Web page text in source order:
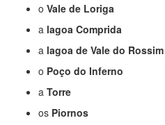
o Vale de Loriga
a lagoa Comprida
a lagoa de Vale do Rossim
o Poço do Inferno
a Torre
os Piornos